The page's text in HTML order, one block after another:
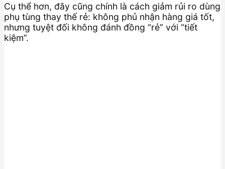
Cụ thể hơn, đây cũng chính là cách giảm rủi ro dùng
phụ tùng thay thế rẻ: không phủ nhận hàng giá tốt,
nhưng tuyệt đối không đánh đồng “rẻ” với “tiết
kiệm”.